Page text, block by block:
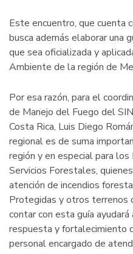
Este encuentro, que cuenta
busca además elaborar una
que sea oficializada y
Ambiente de la región de
Por esa razón, para el
de Manejo del Fuego del
Costa Rica, Luis Diego
regional es de suma
región y en especial para
Servicios Forestales,
atención de incendios
Protegidas y otros terrenos
contar con esta guía
respuesta y fortalecimiento
personal encargado de